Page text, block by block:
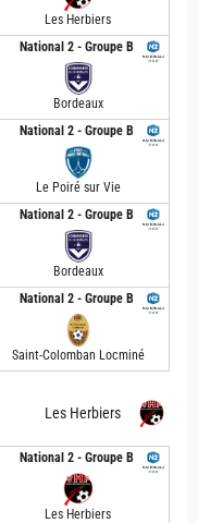
Les Herbiers
National 2 - Groupe B
Bordeaux
National 2 - Groupe B
Le Poiré sur Vie
National 2 - Groupe B
Bordeaux
National 2 - Groupe B
Saint-Colomban Locminé
Les Herbiers
National 2 - Groupe B
Les Herbiers